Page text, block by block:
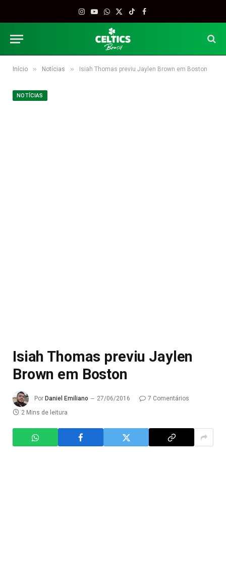
Instagram
YouTube
WhatsApp
X
TikTokFacebook
Início » Notícias » Isiah Thomas previu Jaylen Brown em Boston
NOTÍCIAS
Isiah Thomas previu Jaylen
Brown em Boston
Por Daniel Emiliano 27/06/2016
7 Comentários
2 Mins de leitura